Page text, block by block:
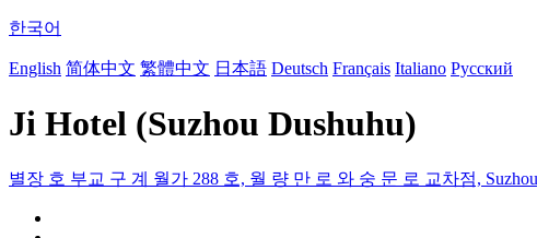
한국어
English 简体中文 繁體中文 日本語 Deutsch Français Italiano Русский
Ji Hotel (Suzhou Dushuhu)
별장 호 부교 구 계 월가 288 호, 월 량 만 로 와 숭 문 로 교차점,